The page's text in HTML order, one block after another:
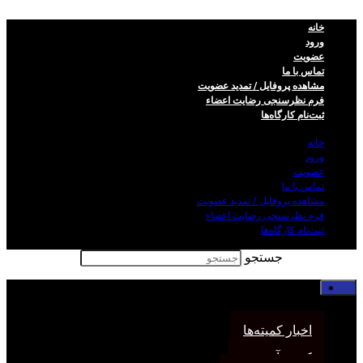
خانه
ورود
عضویت
تماس با ما
مشاهده پروفایل / تمدید عضویت
فرم نظر‌سنجی رضایت اعضاء
ثبت‌نام کارگاه‌ها
خانه
ورود
عضویت
تماس با ما
مشاهده پروفایل / تمدید عضویت
فرم نظر‌سنجی رضایت اعضاء
ثبت‌نام کارگاه‌ها
جستجو
اخبار کمیته‌ها
کمیته آموزش